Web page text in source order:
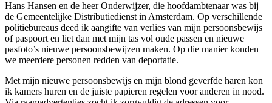
Hans Hansen en de heer Onderwijzer, die hoofdambtenaar was bij
de Gemeentelijke Distributiedienst in Amsterdam. Op verschillende
politiebureaus deed ik aangifte van verlies van mijn persoonsbewijs
of paspoort en liet dan met mijn tas vol oude passen en nieuwe
pasfoto’s nieuwe persoonsbewijzen maken. Op die manier konden
we meerdere personen redden van deportatie.
Met mijn nieuwe persoonsbewijs en mijn blond geverfde haren kon
ik kamers huren en de juiste papieren regelen voor anderen in nood.